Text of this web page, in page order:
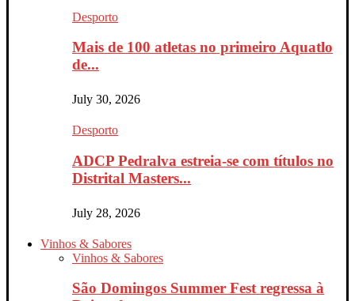
Desporto
Mais de 100 atletas no primeiro Aquatlo
de...
July 30, 2026
Desporto
ADCP Pedralva estreia-se com títulos no
Distrital Masters...
July 28, 2026
Vinhos & Sabores
Vinhos & Sabores
São Domingos Summer Fest regressa à